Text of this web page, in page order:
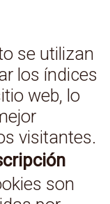
se utilizan
los índices
web, lo
visitantes.
son